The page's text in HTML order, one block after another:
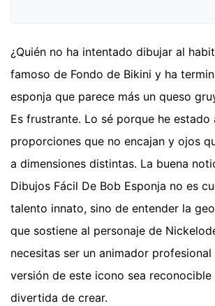
¿Quién no ha intentado dibujar al
famoso de Fondo de Bikini y ha
esponja que parece más un queso
Es frustrante. Lo sé porque he
proporciones que no encajan y ojos
a dimensiones distintas. La buena
Dibujos Fácil De Bob Esponja no es
talento innato, sino de entender la
que sostiene al personaje de
necesitas ser un animador
versión de este icono sea
divertida de crear.